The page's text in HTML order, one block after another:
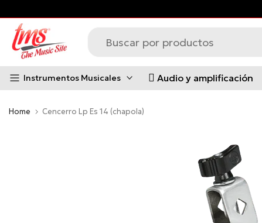
contenido
Instrumentos Musicales Audio y amplificación
Home Cencerro Lp Es 14 (chapola)